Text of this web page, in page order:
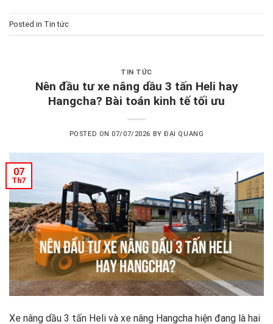
Posted in Tin tức
TIN TỨC
Nên đầu tư xe nâng dầu 3 tấn Heli hay
Hangcha? Bài toán kinh tế tối ưu
POSTED ON 07/07/2026 BYĐẠI QUANG
07
Th7
Xe nâng dầu 3 tấn Heli và xe nâng Hangcha hiện đang là hai